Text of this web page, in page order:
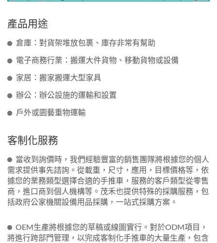
產品用途
倉庫：對貨架堆放包裹、庫存非常有幫助
電子商務行業：搬運大件貨物、移動貨物或設備
家居：搬家搬運大型家具
辦公：辦公設施的運輸和設置
戶外或園藝重物運輸
客制化服務
當收到詢價時，我們經驗豐富的銷售團隊將根據您的個人
需求提供事先諮詢。從載重，尺寸，應用，目標價格等，依
據您的業務類型選擇合適的手推車，服務的客戶類型從零售
商，進口商到個人機構等。茂禾也提供特殊的採購服務，包
括政府公家機關設備用品採購，一站式採購方案。
OEM生產將根據您的草稿或線圖實行。對於ODM項目，
將進行跨部門管理，以完成客制化手推車的大量生產，包含